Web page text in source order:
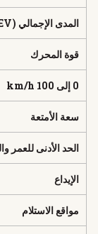
المدى الإجمالي (EREV)
قوة المحرك
0 إلى 100 km/h
سعة الأمتعة
الحد الأدنى للعمر
الإيداع
مواقع الاستلام